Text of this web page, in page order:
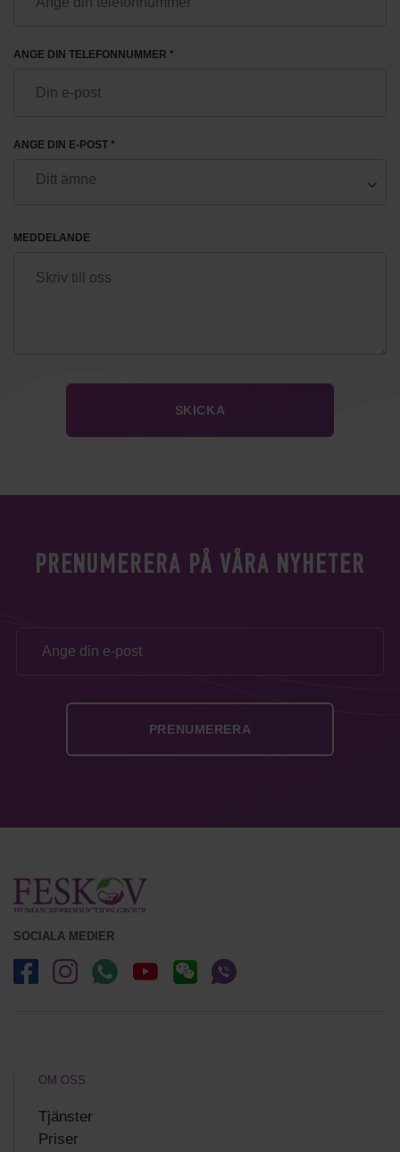
ANGE DIN TELEFONNUMMER *
ANGE DIN E-POST *
MEDDELANDE
PRENUMERERA PÅ VÅRA NYHETER
SOCIALA MEDIER
OM OSS
Tjänster
Priser